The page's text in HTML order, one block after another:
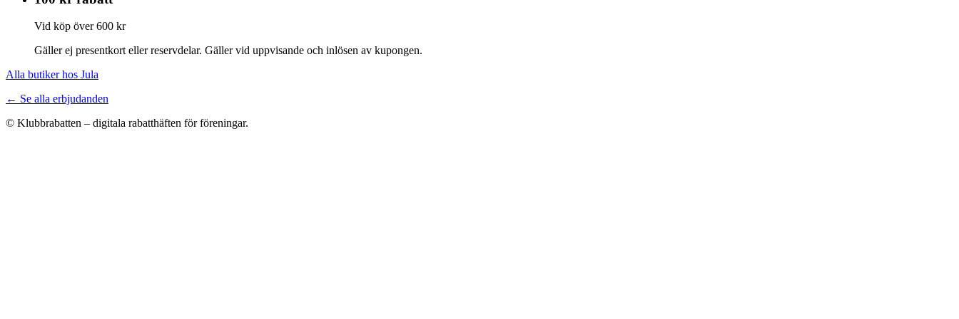
Vid köp över 600 kr
Gäller ej presentkort eller reservdelar. Gäller vid uppvisande och inlösen av kupongen.
Alla butiker hos Jula
← Se alla erbjudanden
© Klubbrabatten – digitala rabatthäften för föreningar.